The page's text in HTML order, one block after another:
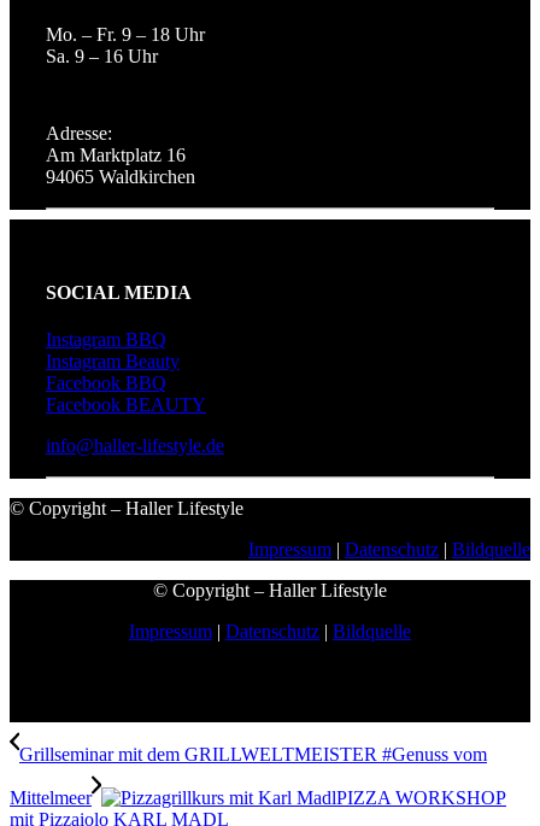
Mo. – Fr. 9 – 18 Uhr
Sa. 9 – 16 Uhr
Adresse:
Am Marktplatz 16
94065 Waldkirchen
SOCIAL MEDIA
Instagram BBQ
Instagram Beauty
Facebook BBQ
Facebook BEAUTY
info@haller-lifestyle.de
© Copyright – Haller Lifestyle
Impressum | Datenschutz | Bildquelle
© Copyright – Haller Lifestyle
Impressum | Datenschutz | Bildquelle
Grillseminar mit dem GRILLWELTMEISTER #Genuss vom
Mittelmeer
PIZZA WORKSHOP
mit Pizzaiolo KARL MADL